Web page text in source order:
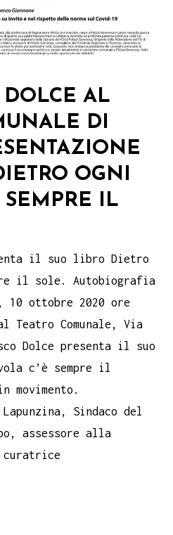
DOLCE AL
DI
OGNI
SEMPRE IL
il suo libro Dietro
il sole. Autobiografia
10 ottobre 2020 ore
Teatro Comunale, Via
Dolce presenta il suo
c’è sempre il
movimento.
Sindaco del
assessore alla
curatrice